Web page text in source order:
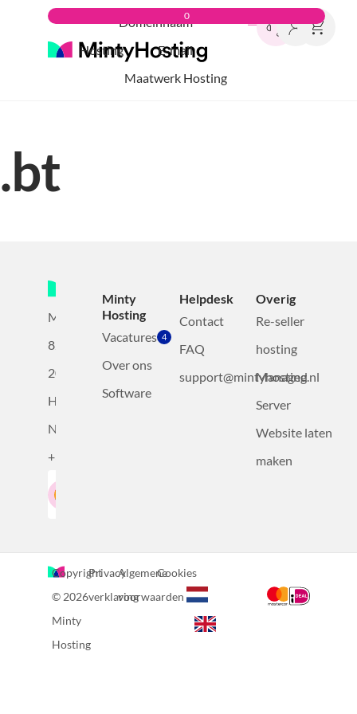
Domeinnaam
Hosting
E-mail
Maatwerk Hosting
0
.bt
Mollerusweg
82
2031BZ
Haarlem,
Nederland
+31232305815
Minty
Hosting
Vacatures 4
Over ons
Software
Helpdesk
Contact
FAQ
support@mintyhosting.nl
Overig
Re-seller
hosting
Managed
Server
Website laten
maken
Copyright
© 2026
Minty
Hosting
Privacy
verklaring
Algemene
voorwaarden
Cookies